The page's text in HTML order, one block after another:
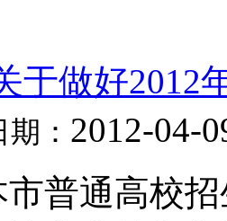
于做好2012
期： 2012-04-
市普通高校